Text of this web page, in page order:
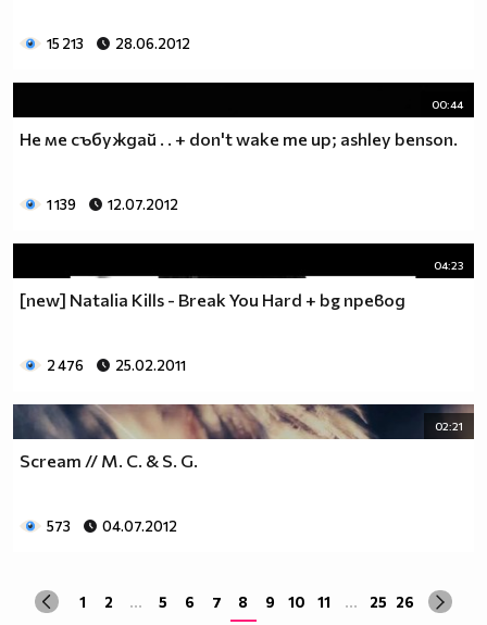
15 213 28.06.2012
00:44
Не ме събуждай . . + don't wake me up; ashley benson.
1 139 12.07.2012
04:23
[new] Natalia Kills - Break You Hard + bg превод
2 476 25.02.2011
02:21
Scream // M. C. & S. G.
573 04.07.2012
1 2 ... 5 6 7 8 9 10 11 ... 25 26